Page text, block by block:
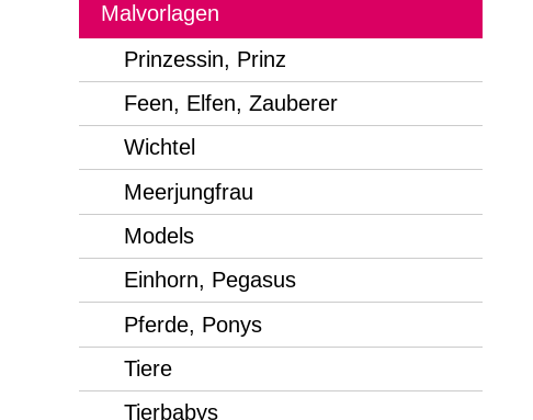
Malvorlagen
Prinzessin, Prinz
Feen, Elfen, Zauberer
Wichtel
Meerjungfrau
Models
Einhorn, Pegasus
Pferde, Ponys
Tiere
Tierbabys